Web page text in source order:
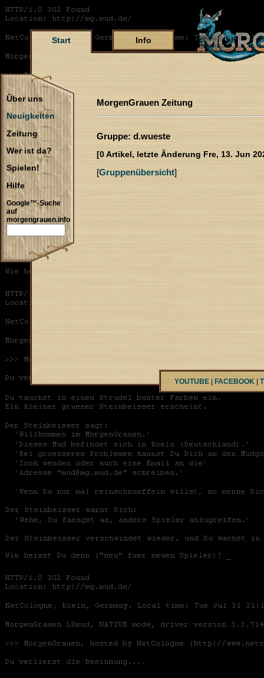
Start Info
Über uns
Neuigkeiten
Zeitung
Wer ist da?
Spielen!
Hilfe
Google™-Suche
auf
morgengrauen.info
MorgenGrauen Zeitung
Gruppe: d.wueste
[0 Artikel, letzte Änderung Fre, 13. Jun
[Gruppenübersicht]
YOUTUBE FACEBOOK